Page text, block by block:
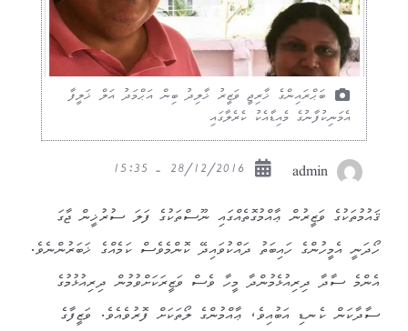
ބަޙްރައިންގެ ޚާރިޖީ ވަޒީރު ޚާލިދު ބިން އަޙްމަދު އަލް ޚަލީފާ
އެމަނިކުފާނުގެ މެއިޑާއެކު ކެރެލާގައި
admin
ޤައުމުތަކުގެ ވަޒީރުން ޢާއްމުގޮތެއްގައި ނޫސްތަކުގެ ފަލަ ސުރުޚީން ޖާގަ
ހޯދަނީ އެމީހުންގެ ހައިބަތު ދައްކުވައިދޭ ކޮންމެވެސް ކަމެއްގެ ޚަބަރުންނެވެ.
އެންމެ ސާދާ ދިރިއުޅެމުންދާ މީހާ ވެސް ވަޒީރަކަށްވުމުން ދިރިއުޅުމުގެ
ސާދާކަން ކެނޑި އަބުއިވެ، ޢާއްމުންގެ ލޯތަކަށް ފޮރުވެއެވެ. ވަޒީފާގެ